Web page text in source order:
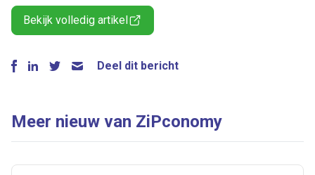
Bekijk volledig artikel
Deel dit bericht
Meer nieuw van ZiPconomy